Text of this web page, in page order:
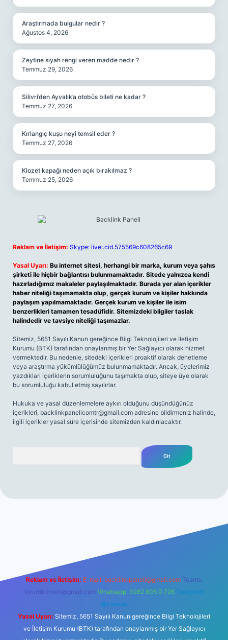
Araştırmada bulgular nedir ?
Ağustos 4, 2026
Zeytine siyah rengi veren madde nedir ?
Temmuz 29, 2026
Silivri’den Ayvalık’a otobüs bileti ne kadar ?
Temmuz 27, 2026
Kırlangıç kuşu neyi temsil eder ?
Temmuz 27, 2026
Klozet kapağı neden açık bırakılmaz ?
Temmuz 25, 2026
Reklam ve İletişim: Skype: live:.cid.575569c608265c69
Yasal Uyarı: Bu internet sitesi, herhangi bir marka, kurum veya şahıs
şirketi ile hiçbir bağlantısı bulunmamaktadır. Sitede yalnızca kendi
hazırladığımız makaleler paylaşılmaktadır. Burada yer alan içerikler
haber niteliği taşımamakta olup, gerçek kurum ve kişiler hakkında
paylaşım yapılmamaktadır. Gerçek kurum ve kişiler ile isim
benzerlikleri tamamen tesadüfidir. Sitemizdeki bilgiler taslak
halindedir ve tavsiye niteliği taşımazlar.
Sitemiz, 5651 Sayılı Kanun gereğince Bilgi Teknolojileri ve İletişim
Kurumu (BTK) tarafından onaylanmış bir Yer Sağlayıcı olarak hizmet
vermektedir. Bu nedenle, sitedeki içerikleri proaktif olarak denetleme
veya araştırma yükümlülüğümüz bulunmamaktadır. Ancak, üyelerimiz
yazdıkları içeriklerin sorumluluğunu taşımakta olup, siteye üye olarak
bu sorumluluğu kabul etmiş sayılırlar.
Hukuka ve yasal düzenlemelere aykırı olduğunu düşündüğünüz
içerikleri, backlinkpanelicomtr@gmail.com adresine bildirmeniz halinde,
ilgili içerikler yasal süre içerisinde sitemizden kaldırılacaktır.
Reklam ve İletişim: E-mail: backlinkpaneli@gmail.com Teams:
forumhizmeti@gmail.com Whatsapp: 0262 606 0 726 Telegram:
@karabul
Yasal Uyarı: Sitemiz, 5651 Sayılı Kanun gereğince Bilgi Teknolojileri
ve İletişim Kurumu (BTK) tarafından onaylanmış bir Yer Sağlayıcı